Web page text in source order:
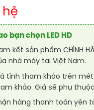
hệ
bạn chọn LED HD
kết sản phẩm CHÍNH
nhà máy tại Việt Nam.
tính tham khảo trên
khảo. Giá sẽ phụ
hàng thanh toán yên